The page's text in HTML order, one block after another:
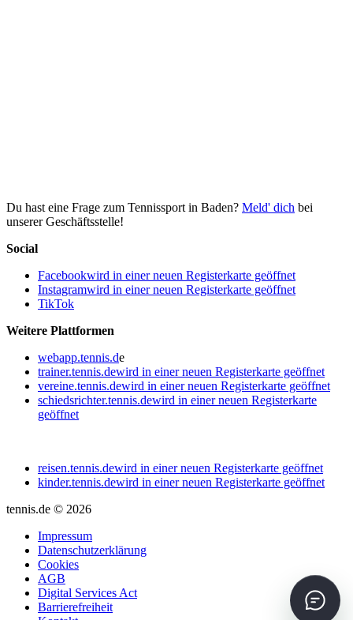
Du hast eine Frage zum Tennissport in Baden? Meld' dich bei
unserer Geschäftsstelle!
Social
Facebookwird in einer neuen Registerkarte geöffnet
Instagramwird in einer neuen Registerkarte geöffnet
TikTok
Weitere Plattformen
webapp.tennis.de
trainer.tennis.dewird in einer neuen Registerkarte geöffnet
vereine.tennis.dewird in einer neuen Registerkarte geöffnet
schiedsrichter.tennis.dewird in einer neuen Registerkarte
geöffnet
reisen.tennis.dewird in einer neuen Registerkarte geöffnet
kinder.tennis.dewird in einer neuen Registerkarte geöffnet
tennis.de © 2026
Impressum
Datenschutzerklärung
Cookies
AGB
Digital Services Act
Barrierefreiheit